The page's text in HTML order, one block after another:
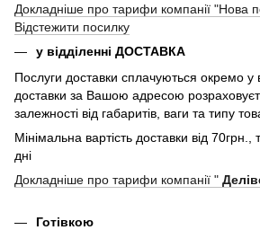
Докладніше про тарифи компанії "Нова
Відстежити посилку
у відділенні ДОСТАВКА
Послуги доставки сплачуються окремо у
доставки за Вашою адресою
залежності від габаритів, ваги та типу
Мінімальна вартість доставки від 70грн.,
дні
Докладніше про тарифи компанії "
Готівкою